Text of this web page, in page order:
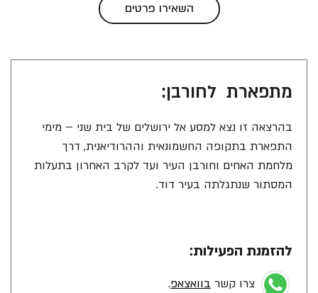
השאירו פרטים
מתפארת לחורבן:
בהרצאה זו נצא למסע אל ירושלים של בית שני – מימי
התפארת בתקופה החשמונאית וההרודיאנית, דרך
מלחמת האחים וחורבן העיר ועד לקרב האחרון בתעלות
המסתור שנתגלתה בעיר דוד.
להזמנת הפעילות:
צרו קשר בוואצאפ.